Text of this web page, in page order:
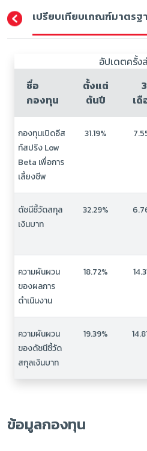
เปรียบเทียบเกณฑ์มาตรฐ
อัปเดตครั้ง
ชื่อ
กองทุน
ตั้งแต่
ต้นปี
3
เดื
กองทุนเปิดอีส
ท์สปริง Low
Beta เพื่อการ
เลี้ยงชีพ
31.19%
ดัชนีชี้วัดสกุล
เงินบาท
32.29%
ความผันผวน
ของผลการ
ดำเนินงาน
18.72%
ความผันผวน
ของดัชนีชี้วัด
สกุลเงินบาท
19.39%
ข้อมูลกองทุน